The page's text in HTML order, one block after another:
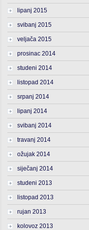
lipanj 2015
svibanj 2015
veljača 2015
prosinac 2014
studeni 2014
listopad 2014
srpanj 2014
lipanj 2014
svibanj 2014
travanj 2014
ožujak 2014
siječanj 2014
studeni 2013
listopad 2013
rujan 2013
kolovoz 2013